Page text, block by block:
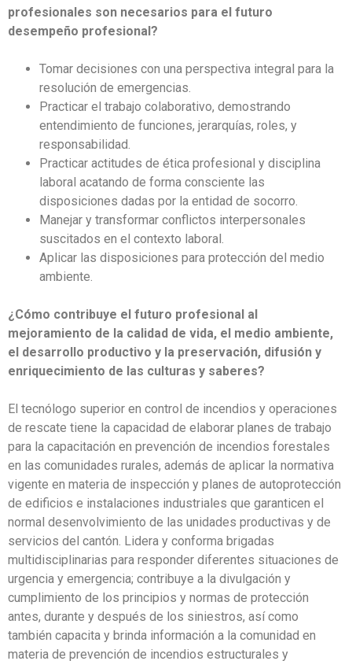
profesionales son necesarios para el futuro
desempeño profesional?
Tomar decisiones con una perspectiva integral para la
resolución de emergencias.
Practicar el trabajo colaborativo, demostrando
entendimiento de funciones, jerarquías, roles, y
responsabilidad.
Practicar actitudes de ética profesional y disciplina
laboral acatando de forma consciente las
disposiciones dadas por la entidad de socorro.
Manejar y transformar conflictos interpersonales
suscitados en el contexto laboral.
Aplicar las disposiciones para protección del medio
ambiente.
¿Cómo contribuye el futuro profesional al
mejoramiento de la calidad de vida, el medio ambiente,
el desarrollo productivo y la preservación, difusión y
enriquecimiento de las culturas y saberes?
El tecnólogo superior en control de incendios y operaciones
de rescate tiene la capacidad de elaborar planes de trabajo
para la capacitación en prevención de incendios forestales
en las comunidades rurales, además de aplicar la normativa
vigente en materia de inspección y planes de autoprotección
de edificios e instalaciones industriales que garanticen el
normal desenvolvimiento de las unidades productivas y de
servicios del cantón. Lidera y conforma brigadas
multidisciplinarias para responder diferentes situaciones de
urgencia y emergencia; contribuye a la divulgación y
cumplimiento de los principios y normas de protección
antes, durante y después de los siniestros, así como
también capacita y brinda información a la comunidad en
materia de prevención de incendios estructurales y